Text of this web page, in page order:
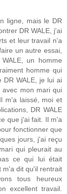
ligne, mais le DR
DR WALE, j'ai
et leur travail n'a
un autre essai,
un homme
homme qui
DR WALE, je lui ai
avec mon mari qui
m'a laissé, moi et
DR WALE
que j'ai fait. Il m'a
fonctionner que
jours, j'ai reçu
qui pleurait au
ce qui lui était
m'a dit qu'il rentrait
tous heureux
excellent travail.